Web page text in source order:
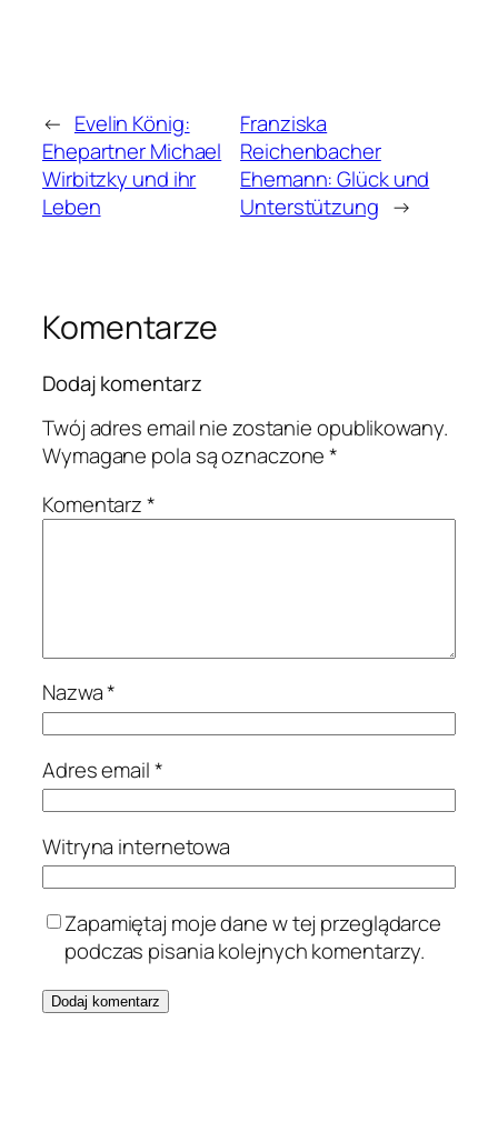
← Evelin König:
Ehepartner Michael
Wirbitzky und ihr
Leben
Franziska
Reichenbacher
Ehemann: Glück und
Unterstützung →
Komentarze
Dodaj komentarz
Twój adres email nie zostanie opublikowany.
Wymagane pola są oznaczone*
Komentarz*
Nazwa*
Adres email*
Witryna internetowa
Zapamiętaj moje dane w tej przeglądarce
podczas pisania kolejnych komentarzy.